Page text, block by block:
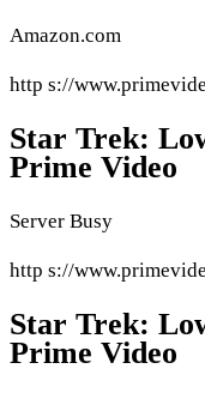
Amazon.com
http s://
Star Trek:
Prime Video
Server Busy
http s://
Star Trek:
Prime Video